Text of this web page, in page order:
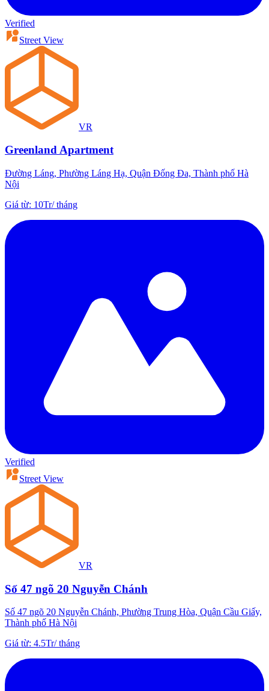
Verified
Street View
VR
Greenland Apartment
Đường Láng, Phường Láng Hạ, Quận Đống Đa, Thành phố Hà
Nội
Giá từ: 10Tr/tháng
Verified
Street View
VR
Số 47 ngõ 20 Nguyễn Chánh
Số 47 ngõ 20 Nguyễn Chánh, Phường Trung Hòa, Quận Cầu Giấy,
Thành phố Hà Nội
Giá từ: 4.5Tr/tháng